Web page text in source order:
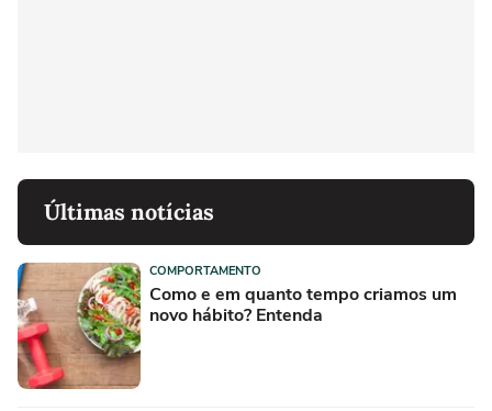
Últimas notícias
COMPORTAMENTO
Como e em quanto tempo criamos um
novo hábito? Entenda